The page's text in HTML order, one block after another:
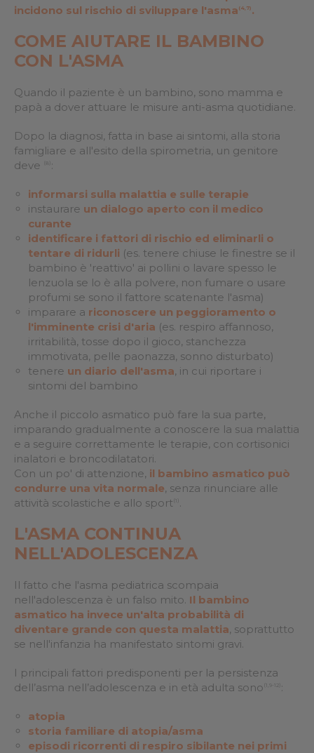
incidono sul rischio di sviluppare l'asma (4,7) .
COME AIUTARE IL BAMBINO
CON L'ASMA
Quando il paziente è un bambino, sono mamma e
papà a dover attuare le misure anti-asma quotidiane.
Dopo la diagnosi, fatta in base ai sintomi, alla storia
famigliare e all'esito della spirometria, un genitore
deve
(8) :
informarsi sulla malattia e sulle terapie
instaurare un dialogo aperto con il medico
curante
identificare i fattori di rischio ed eliminarli o
tentare di ridurli (es. tenere chiuse le finestre se il
bambino è 'reattivo' ai pollini o lavare spesso le
lenzuola se lo è alla polvere, non fumare o usare
profumi se sono il fattore scatenante l'asma)
imparare a riconoscere un peggioramento o
l'imminente crisi d'aria (es. respiro affannoso,
irritabilità, tosse dopo il gioco, stanchezza
immotivata, pelle paonazza, sonno disturbato)
tenere un diario dell'asma, in cui riportare i
sintomi del bambino
Anche il piccolo asmatico può fare la sua parte,
imparando gradualmente a conoscere la sua malattia
e a seguire correttamente le terapie, con cortisonici
inalatori e broncodilatatori.
Con un po' di attenzione, il bambino asmatico può
condurre una vita normale, senza rinunciare alle
attività scolastiche e allo sport (1) .
L'ASMA CONTINUA
NELL'ADOLESCENZA
Il fatto che l'asma pediatrica scompaia
nell'adolescenza è un falso mito. Il bambino
asmatico ha invece un'alta probabilità di
diventare grande con questa malattia, soprattutto
se nell'infanzia ha manifestato sintomi gravi.
I principali fattori predisponenti per la persistenza
dell’asma nell’adolescenza e in età adulta sono (1,9-12) :
atopia
storia familiare di atopia/asma
episodi ricorrenti di respiro sibilante nei primi